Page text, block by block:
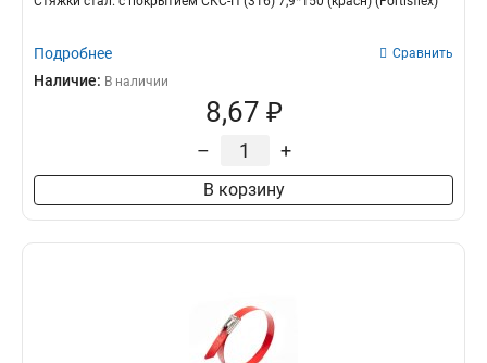
Подробнее Сравнить
Наличие: В наличии
8,67 ₽
– +
В корзину